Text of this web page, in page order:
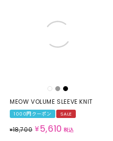
MEOW VOLUME SLEEVE KNIT
1000円クーポン SALE
¥18,700 ¥ 5,610 税込